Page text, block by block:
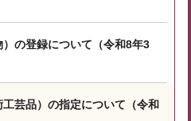
の登録について（令和8年3
芸品）の指定について（令和